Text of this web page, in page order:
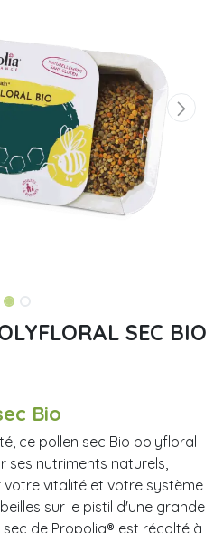
SEC BIO
Bio
ce pollen sec Bio polyfloral
ses nutriments naturels,
vitalité et votre système
sur le pistil d'une grande
de Propolia® est récolté à